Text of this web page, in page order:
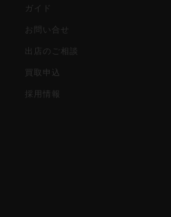
ガイド
お問い合せ
出店のご相談
買取申込
採用情報